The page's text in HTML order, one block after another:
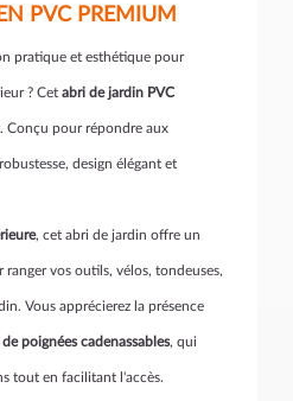
PVC PREMIUM
pratique et esthétique pour
? Cet abri de jardin PVC
Conçu pour répondre aux
design élégant et
, cet abri de jardin offre un
vos outils, vélos, tondeuses,
Vous apprécierez la présence
poignées cadenassables, qui
tout en facilitant l'accès.